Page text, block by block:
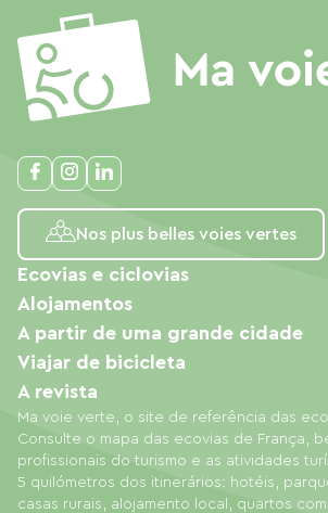
Nos plus belles voies vertes
Ma voie verte, o site de referência das
Consulte o mapa das ecovias de França,
profissionais do turismo e as atividades
5 quilómetros dos itinerários: hotéis,
casas rurais, alojamento local, quartos
Ecovias e ciclovias
Alojamentos
A partir de uma grande cidade
Viajar de bicicleta
A revista